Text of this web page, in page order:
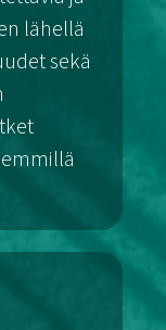
lähellä
sekä